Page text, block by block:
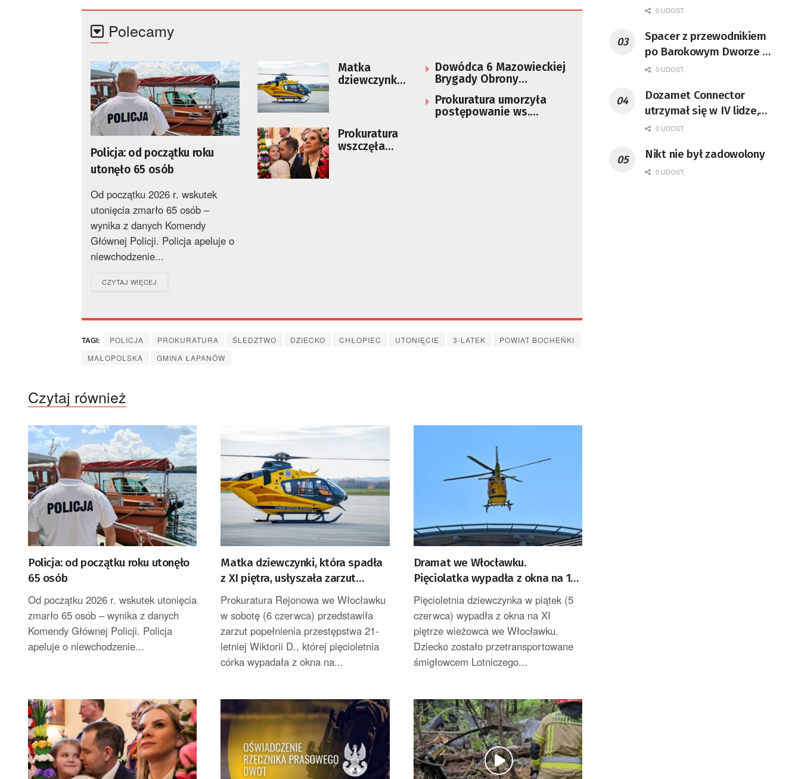
Polecamy
Policja: od początku roku
utonęło 65 osób
Od początku 2026 r. wskutek
utonięcia zmarło 65 osób –
wynika z danych Komendy
Głównej Policji. Policja apeluje o
niewchodzenie...
CZYTAJ WIĘCEJ
Matka
dziewczynki,
zarzut
popełnienia
przestępstw
Prokuratura
wszczęła
Dowódca 6 Mazowieckiej
Brygady Obrony
Terytorialnej zawieszony
Prokuratura umorzyła
postępowanie ws.
TAGI: POLICJA PROKURATURA ŚLEDZTWO DZIECKO CHŁOPIEC UTONIĘCIE 3-LATEK
POWIAT BOCHEŃKI
MAŁOPOLSKA
GMINA ŁAPANÓW
Czytaj również
Policja: od początku roku utonęło
65 osób
Od początku 2026 r. wskutek utonięcia
zmarło 65 osób – wynika z danych
Komendy Głównej Policji. Policja
apeluje o niewchodzenie...
Matka dziewczynki, która spadła
z XI piętra, usłyszała zarzut
popełnienia przestępstwa
Prokuratura Rejonowa we Włocławku
w sobotę (6 czerwca) przedstawiła
zarzut popełnienia przestępstwa 21-
letniej Wiktorii D., której pięcioletnia
córka wypadała z okna na...
Dramat we Włocławku.
Pięciolatka wypadła z okna na 11.
piętrze
Pięcioletnia dziewczynka w piątek (5
czerwca) wypadła z okna na XI
piętrze wieżowca we Włocławku.
Dziecko zostało przetransportowane
śmigłowcem Lotniczego...
Nawrockiego
0 UDOST.
Spacer z przewodnikiem
po Barokowym Dworze w
Ochli [ZDJĘCIA]
0 UDOST.
Dozamet Connector
utrzymał się w IV lidze,
ale osłabiona Syrena
0 UDOST.
Nikt nie był zadowolony
0 UDOST.